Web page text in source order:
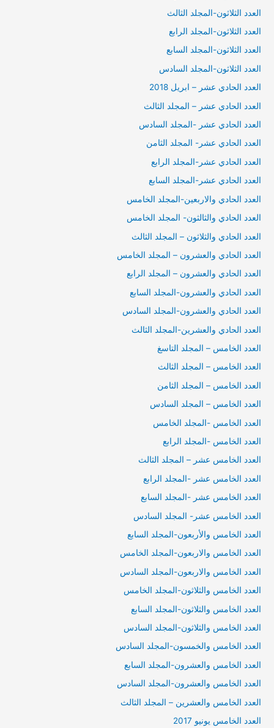
العدد الثلاثون-المجلد الثالث
العدد الثلاثون-المجلد الرابع
العدد الثلاثون-المجلد السابع
العدد الثلاثون-المجلد السادس
العدد الحادي عشر – ابريل 2018
العدد الحادي عشر – المجلد الثالث
العدد الحادي عشر -المجلد السادس
العدد الحادي عشر- المجلد الثامن
العدد الحادي عشر-المجلد الرابع
العدد الحادي عشر-المجلد السابع
العدد الحادي والاربعين-المجلد الخامس
العدد الحادي والثالثون- المجلد الخامس
العدد الحادي والثلاثون – المجلد الثالث
العدد الحادي والعشرون – المجلد الخامس
العدد الحادي والعشرون – المجلد الرابع
العدد الحادي والعشرون-المجلد السابع
العدد الحادي والعشرون-المجلد السادس
العدد الحادي والعشرين-المجلد الثالث
العدد الخامس – المجلد التاسغ
العدد الخامس – المجلد الثالث
العدد الخامس – المجلد الثامن
العدد الخامس – المجلد السادس
العدد الخامس -المجلد الخامس
العدد الخامس -المجلد الرابع
العدد الخامس عشر – المجلد الثالث
العدد الخامس عشر -المجلد الرابع
العدد الخامس عشر -المجلد السابع
العدد الخامس عشر- المجلد السادس
العدد الخامس والأربعون-المجلد السابع
العدد الخامس والاربعون-المجلد الخامس
العدد الخامس والاربعون-المجلد السادس
العدد الخامس والثلاثون-المجلد الخامس
العدد الخامس والثلاثون-المجلد السابع
العدد الخامس والثلاثون-المجلد السادس
العدد الخامس والخمسون-المجلد السادس
العدد الخامس والعشرون-المجلد السابع
العدد الخامس والعشرون-المجلد السادس
العدد الخامس والعشرين – المجلد الثالث
العدد الخامس يونيو 2017